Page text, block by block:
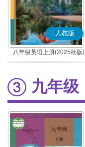
人教版
八年级英语上册(2025秋版)
九年级